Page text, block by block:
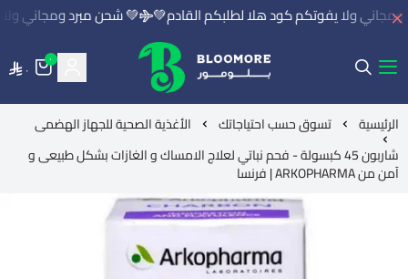
ولا يفوتكم كود هلا لطلبكم القادم💚 💚 شحن مبرد ومجاني ولا
بلومور | BLOOMORE
٠
٠
الرئيسية تسوق حسب احتياجاتك
الأغذية الصحية للجهاز الهضمى
شاربون 45 كبسولة - فحم نباتي لعلاج الامساك و الغازات بشكل طبيعى و
آمن من ARKOPHARMA | فرنسا